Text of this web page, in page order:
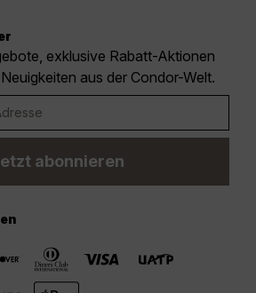
exklusive Rabatt-Aktionen
aus der Condor-Welt.
abonnieren